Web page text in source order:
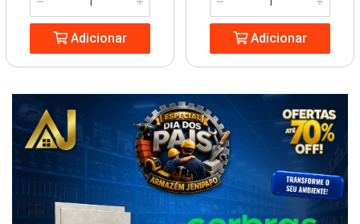
Adicionar Adicionar